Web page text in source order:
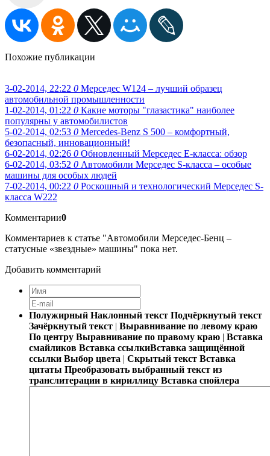
Похожие публикации
3-02-2014, 22:22 0 Мерседес W124 – лучший образец
автомобильной промышленности
1-02-2014, 01:22 0 Какие моторы "глазастика" наиболее
популярны у автомобилистов
5-02-2014, 02:53 0 Mercedes-Benz S 500 – комфортный,
безопасный, инновационный!
6-02-2014, 02:26 0 Обновленный Мерседес E-класса: обзор
6-02-2014, 03:52 0 Автомобили Мерседес S-класса – особые
машины для особых людей
7-02-2014, 00:22 0 Роскошный и технологический Мерседес S-
класса W222
Комментарии0
Комментариев к статье "Автомобили Мерседес-Бенц –
статусные «звездные» машины" пока нет.
Добавить комментарий
Полужирный Наклонный текст Подчёркнутый текст
Зачёркнутый текст | Выравнивание по левому краю
По центру Выравнивание по правому краю | Вставка
смайликов Вставка ссылкиВставка защищённой
ссылки Выбор цвета | Скрытый текст Вставка
цитаты Преобразовать выбранный текст из
транслитерации в кириллицу Вставка спойлера